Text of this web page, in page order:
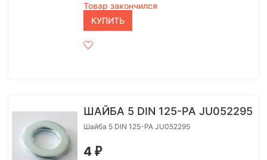
Товар закончился
КУПИТЬ
ШАЙБА 5 DIN 125-PA JU052295
Шайба 5 DIN 125-PA JU052295
4 ₽